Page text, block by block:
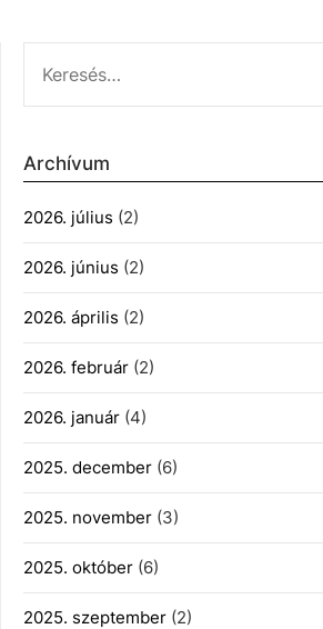
Archívum
2026. július (2)
2026. június (2)
2026. április (2)
2026. február (2)
2026. január (4)
2025. december (6)
2025. november (3)
2025. október (6)
2025. szeptember (2)